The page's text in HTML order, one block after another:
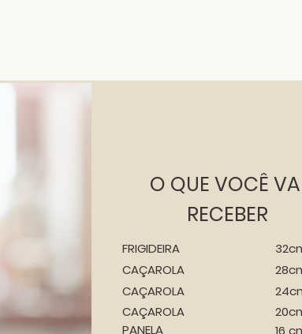
O QUE VOCÊ
RECEBER
FRIGIDEIRA
CAÇAROLA
CAÇAROLA
CAÇAROLA
PANELA
16